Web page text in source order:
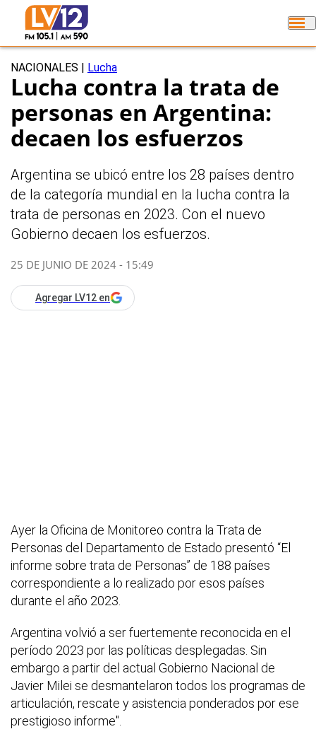
NACIONALES Lucha
Lucha contra la trata de
personas en Argentina:
decaen los esfuerzos
Argentina se ubicó entre los 28 países dentro
de la categoría mundial en la lucha contra la
trata de personas en 2023. Con el nuevo
Gobierno decaen los esfuerzos.
25 DE JUNIO DE 2024 - 15:49
Agregar LV12 en
Ayer la Oficina de Monitoreo contra la Trata de
Personas del Departamento de Estado presentó “El
informe sobre trata de Personas” de 188 países
correspondiente a lo realizado por esos países
durante el año 2023.
Argentina volvió a ser fuertemente reconocida en el
período 2023 por las políticas desplegadas. Sin
embargo a partir del actual Gobierno Nacional de
Javier Milei se desmantelaron todos los programas de
articulación, rescate y asistencia ponderados por ese
prestigioso informe".